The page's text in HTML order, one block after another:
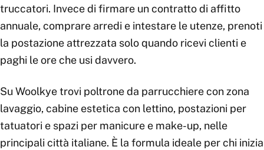
truccatori. Invece di firmare un contratto di affitto
annuale, comprare arredi e intestare le utenze, prenoti
la postazione attrezzata solo quando ricevi clienti e
paghi le ore che usi davvero.
Su Woolkye trovi poltrone da parrucchiere con zona
lavaggio, cabine estetica con lettino, postazioni per
tatuatori e spazi per manicure e make-up, nelle
principali città italiane. È la formula ideale per chi inizia